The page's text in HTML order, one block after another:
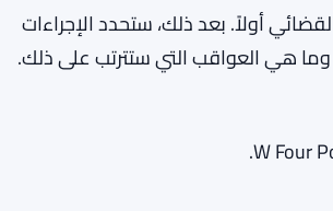
مطالبون بمواصلة السداد